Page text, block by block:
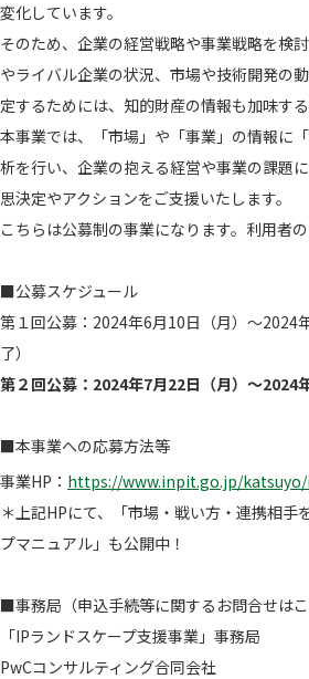
変化しています。
そのため、企業の経営戦略や事業戦略を検
やライバル企業の状況、市場や技術開発の
定するためには、知的財産の情報も加味す
本事業では、「市場」や「事業」の情報に
析を行い、企業の抱える経営や事業の課題
思決定やアクションをご支援いたします。
こちらは公募制の事業になります。利用者
■公募スケジュール
第１回公募：2024年6月10日（月）～2024
了）
第２回公募：2024年7月22日（月）～2024
■本事業への応募方法等
事業HP： https://www.inpit.go.jp/
＊上記HPにて、「市場・戦い方・連携相手
プマニュアル」も公開中！
■事務局（申込手続等に関するお問合せはこ
「IPランドスケープ支援事業」事務局
PwCコンサルティング合同会社